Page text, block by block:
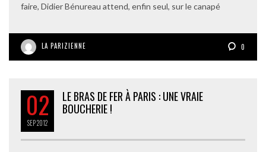
faire, Didier Bénureau attend, enfin seul, sur le canapé
LA PARIZIENNE 0
02
SEP2012
LE BRAS DE FER À PARIS : UNE VRAIE
BOUCHERIE !